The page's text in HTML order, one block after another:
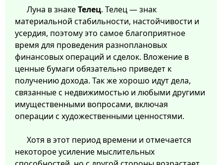
Луна в знакеТелец. Телец — знак
материальной стабильности, настойчивости и
усердия, поэтому это самое благоприятное
время для проведения разноплановых
финансовых операций и сделок. Вложение в
ценные бумаги обязательно приведет к
получению дохода. Так же хорошо идут дела,
связанные с недвижимостью и любыми другими
имущественными вопросами, включая
операции с художественными ценностями.
Хотя в этот период времени и отмечается
некоторое усиление мыслительных